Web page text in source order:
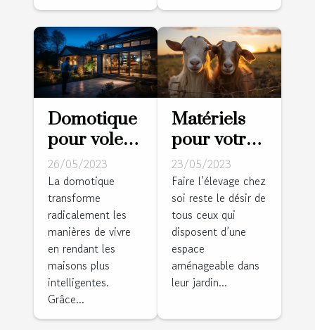
Domotique
pour volets
roulants :
Pourquoi
est-ce un
bon choix ?
26/05/2023
La domotique
transforme
radicalement les
manières de vivre
en rendant les
maisons plus
intelligentes.
Grâce...
Matériels
pour votre
ferme :
Comment
réussir la
réalisation
des clôtures
pour vos
animaux ?
23/05/2023
Faire l’élevage chez
soi reste le désir de
tous ceux qui
disposent d’une
espace
aménageable dans
leur jardin...